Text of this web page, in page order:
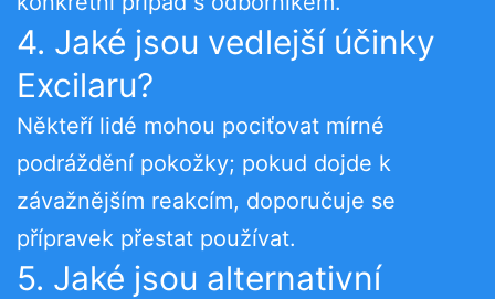
4. Jaké jsou vedlejší účinky
Excilaru?
Někteří lidé mohou pociťovat mírné
podráždění pokožky; pokud dojde k
závažnějším reakcím, doporučuje se
přípravek přestat používat.
5. Jaké jsou alternativní